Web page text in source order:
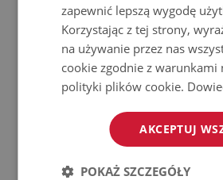
Czyść wilgotną szmatką — nie
chemicznych.
Regularnie wietrz dolną warstwę
Mata jest przeznaczona do użytku na
. Po umieszczeniu na
może się wyginać i przesuwać.
zapewnić lepszą wygodę
Korzystając z tej strony,
na używanie przez nas
cookie zgodnie z warunkami
polityki plików cookie.
AKCEPTUJ
POKAŻ SZCZEGÓŁY